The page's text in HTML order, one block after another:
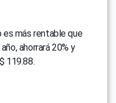
es más rentable que
ahorrará 20% y
119.88.